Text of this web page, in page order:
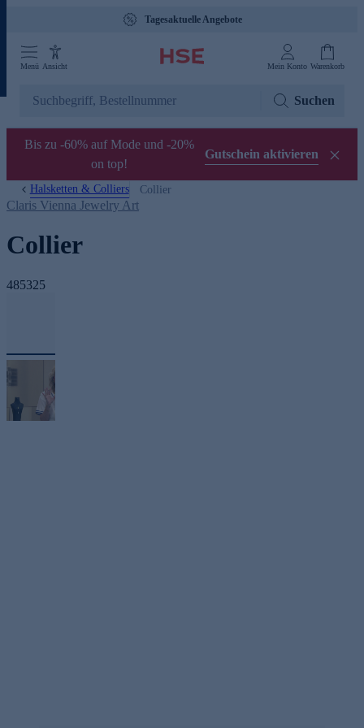
Tagesaktuelle Angebote
Menü Ansicht Mein Konto Warenkorb
Suchen
Bis zu -60% auf Mode und -20%
on top!
Gutschein aktivieren
Halsketten & Colliers Collier
Claris Vienna Jewelry Art
Collier
485325